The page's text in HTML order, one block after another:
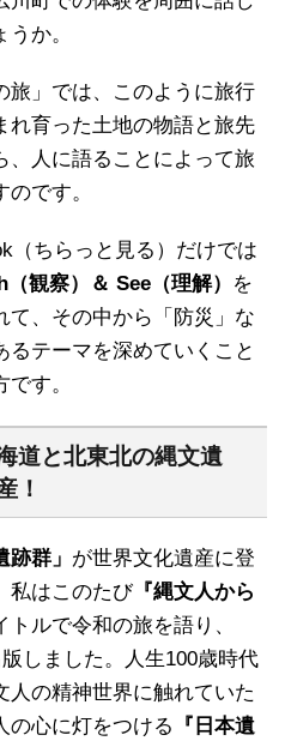
か。
旅」では、このように旅行
れ育った土地の物語と旅先
、人に語ることによって旅
です。
（ちらっと見る）だけでは
（観察）＆ See（理解）
を
て、その中から「防災」な
るテーマを深めていくこと
す。
道と北東北の縄文遺
！
群」 が世界文化遺産に登
私はこのたび 『縄文人から
トルで令和の旅を語り、
しました。人生100歳時代
人の精神世界に触れていた
の心に灯をつける
『日本遺